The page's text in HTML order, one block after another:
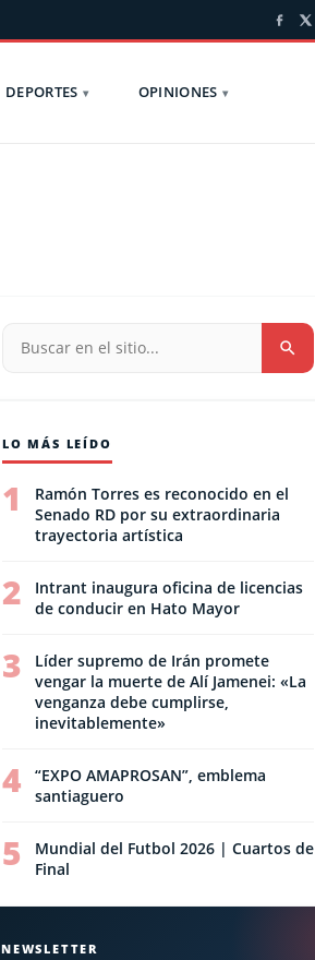
DEPORTES OPINIONES
LO MÁS LEÍDO
1
Ramón Torres es reconocido en el
Senado RD por su extraordinaria
trayectoria artística
2
Intrant inaugura oficina de licencias
de conducir en Hato Mayor
3
Líder supremo de Irán promete
vengar la muerte de Alí Jamenei: «La
venganza debe cumplirse,
inevitablemente»
4
“EXPO AMAPROSAN”, emblema
santiaguero
5
Mundial del Futbol 2026 | Cuartos de
Final
NEWSLETTER